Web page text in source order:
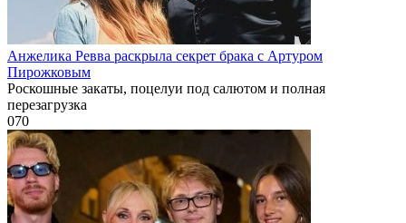
Анжелика Ревва раскрыла секрет брака с Артуром
Пирожковым
Роскошные закаты, поцелуи под салютом и полная
перезагрузка
070